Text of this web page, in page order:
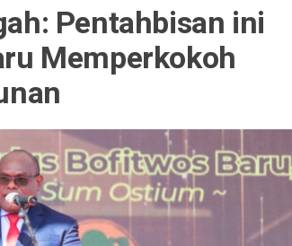
Pentahbisan ini
Memperkokoh